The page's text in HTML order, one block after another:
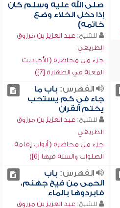
صلى الله عليه وسلم كان
إذا دخل الخلاء وضع
خاتمه)
للشيخ: عبد العزيز بن مرزوق
الطريفي
جزء من محاضرة ( الأحاديث
المعلة في الطهارة [7])
الفهرس: باب ما
جاء في كم يستحب
يختم القرآن
للشيخ: عبد العزيز بن مرزوق
الطريفي
جزء من محاضرة ( أبواب إقامة
الصلوات والسنة فيها [6])
الفهرس: باب
الحمى من فيح جهنم،
فابردوها بالماء
للشيخ: عبد العزيز بن مرزوق